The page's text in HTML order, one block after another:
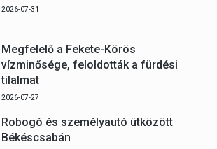
2026-07-31
Megfelelő a Fekete-Körös
vízminősége, feloldották a fürdési
tilalmat
2026-07-27
Robogó és személyautó ütközött
Békéscsabán